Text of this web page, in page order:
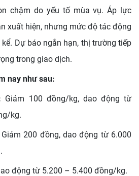
chậm do yếu tố mùa vụ. Áp lực
xuất hiện, nhưng mức độ tác động
Dự báo ngắn hạn, thị trường tiếp
trong giao dịch.
nay như sau:
Giảm 100 đồng/kg, dao động từ
kg.
Giảm 200 đồng, dao động từ 6.000
động từ 5.200 – 5.400 đồng/kg.